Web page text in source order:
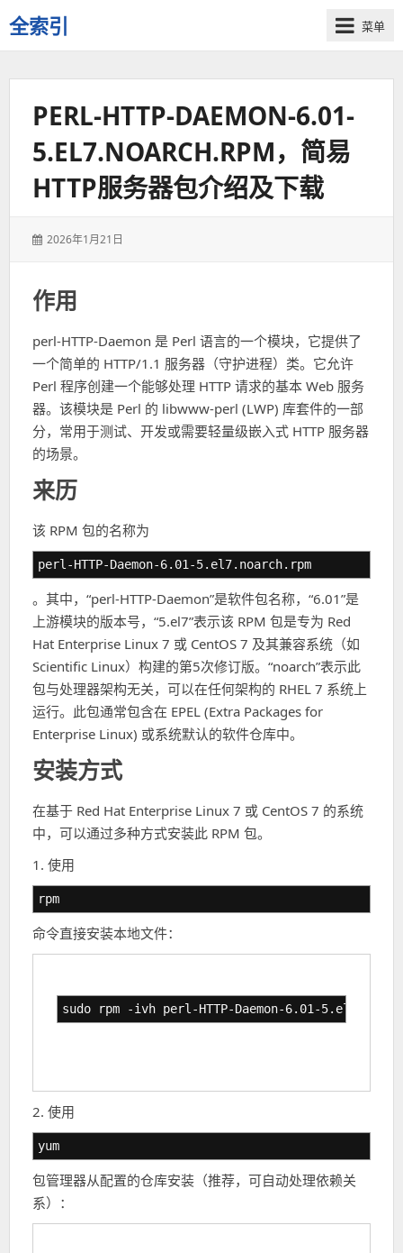
全索引
一
些
菜单
PERL-HTTP-DAEMON-6.01-
5.EL7.NOARCH.RPM，简易
HTTP服务器包介绍及下载
发
2026年1月21日
作用
perl-HTTP-Daemon 是 Perl 语言的一个模块，它提供了
一个简单的 HTTP/1.1 服务器（守护进程）类。它允许
Perl 程序创建一个能够处理 HTTP 请求的基本 Web 服务
器。该模块是 Perl 的 libwww-perl (LWP) 库套件的一部
分，常用于测试、开发或需要轻量级嵌入式 HTTP 服务器
的场景。
来历
该 RPM 包的名称为
perl-HTTP-Daemon-6.01-5.el7.noarch.rpm
。其中，“perl-HTTP-Daemon”是软件包名称，“6.01”是
上游模块的版本号，“5.el7”表示该 RPM 包是专为 Red
Hat Enterprise Linux 7 或 CentOS 7 及其兼容系统（如
Scientific Linux）构建的第5次修订版。“noarch”表示此
包与处理器架构无关，可以在任何架构的 RHEL 7 系统上
运行。此包通常包含在 EPEL (Extra Packages for
Enterprise Linux) 或系统默认的软件仓库中。
安装方式
在基于 Red Hat Enterprise Linux 7 或 CentOS 7 的系统
中，可以通过多种方式安装此 RPM 包。
1. 使用
rpm
命令直接安装本地文件：
sudo rpm -ivh perl-HTTP-Daemon-6.01-
2. 使用
yum
包管理器从配置的仓库安装（推荐，可自动处理依赖关
系）：